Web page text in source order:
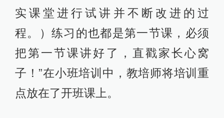
实课堂进行试讲并不断改进的过
程。）练习的也都是第一节课，必须
把第一节课讲好了，直戳家长心窝
子！”在小班培训中，教培师将培训重
点放在了开班课上。